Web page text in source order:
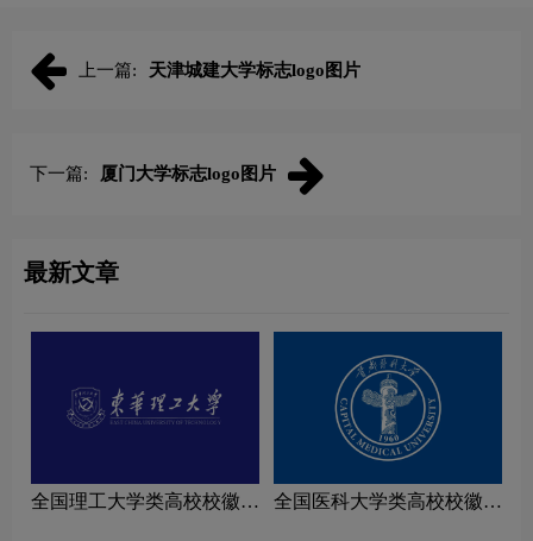
上一篇: 天津城建大学标志logo图片
下一篇: 厦门大学标志logo图片
最新文章
全国理工大学类高校校徽设
全国医科大学类高校校徽设